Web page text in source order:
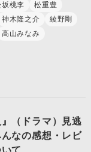
坂桃李
松重豊
神木隆之介
綾野剛
高山みなみ
』（ドラマ）見逃
なの感想・レビ
て